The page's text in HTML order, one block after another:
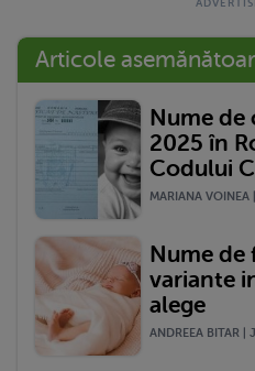
Articole
Nume de
2025 în
Codului
MARIANA
Nume de
variante
alege
ANDREEA BITAR